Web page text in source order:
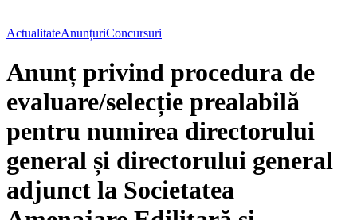
ActualitateAnunțuriConcursuri
Anunț privind procedura de
evaluare/selecție prealabilă
pentru numirea directorului
general și directorului general
adjunct la Societatea